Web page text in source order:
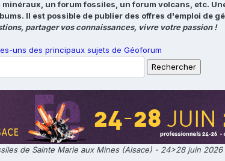
un forum fossiles, un forum volcans, etc.
Il est possible de publier des offres d'emploi de
partager vos connaissances, vivre votre passion !
uns des principaux sujets de Géoforum
de Sainte Marie aux Mines (Alsace) - 24>28 juin 2026